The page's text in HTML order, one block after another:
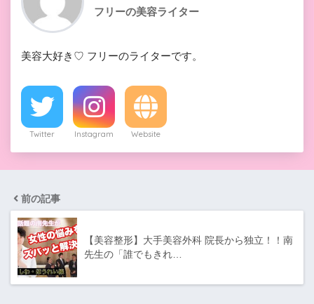
フリーの美容ライター
美容大好き♡ フリーのライターです。
Twitter Instagram Website
前の記事
【美容整形】大手美容外科 院長から独立！！南
先生の「誰でもきれ…